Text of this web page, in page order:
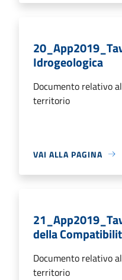
Idrogeologica
Documento relativo
territorio
VAI ALLA PAGINA
della
Documento relativo
territorio